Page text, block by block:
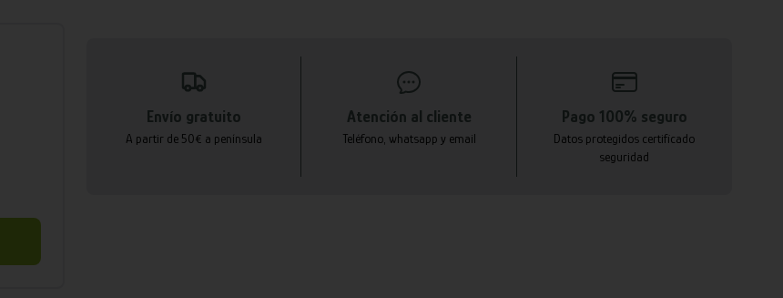
Envío gratuito
A partir de 50€ a península
Atención al cliente
Teléfono, whatsapp y email
Pago 100% seguro
Datos protegidos certificado
seguridad